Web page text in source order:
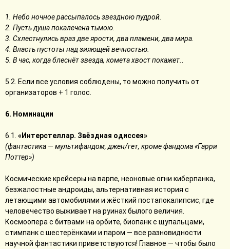
1. Небо ночное рассыпалось звездною пудрой.
2. Пусть душа покалечена тьмою.
3. Схлестнулись враз две ярости, два пламени, два мира.
4. Власть пустоты над зияющей вечностью.
5. В час, когда блеснёт звезда, комета хвост покажет.
5.2. Если все условия соблюдены, то можно получить от
организаторов + 1 голос.
6. Номинации
6.1. «Интерстеллар. Звёздная одиссея»
(фантастика — мультифандом, джен/гет, кроме фандома «Гарри
Поттер»)
Космические крейсеры на варпе, неоновые огни киберпанка,
безжалостные андроиды, альтернативная история с
летающими автомобилями и жёсткий постапокалипсис, где
человечество выживает на руинах былого величия.
Космоопера с битвами на орбите, биопанк с щупальцами,
стимпанк с шестерёнками и паром — все разновидности
научной фантастики приветствуются! Главное — чтобы было